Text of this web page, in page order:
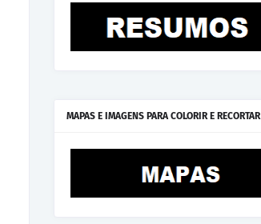
MAPAS E IMAGENS PARA COLORIR E RECORTAR